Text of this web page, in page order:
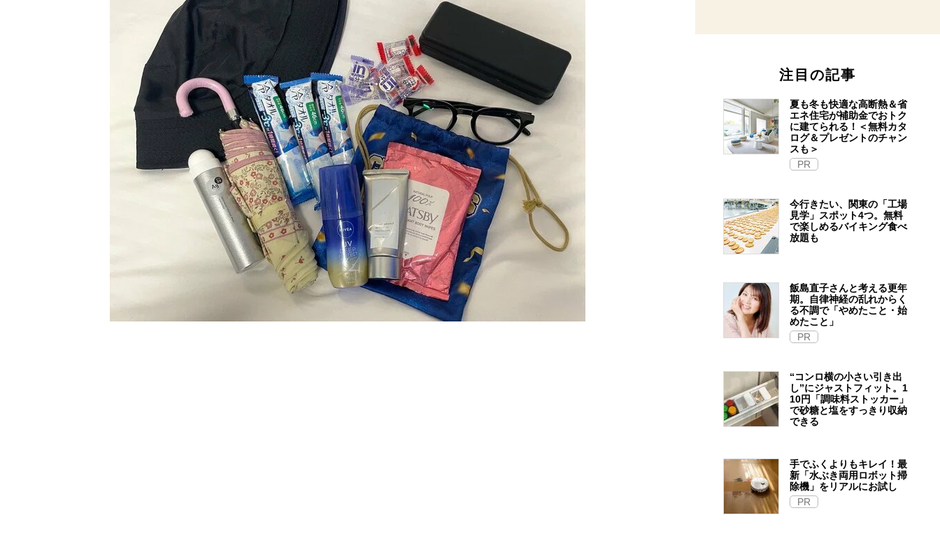
注目の記事
夏も冬も快適な高断熱＆省
エネ住宅が補助金でおトク
に建てられる！＜無料カタ
ログ＆プレゼントのチャン
スも＞
PR
今行きたい、関東の「工場
見学」スポット4つ。無料
で楽しめるバイキング食べ
放題も
飯島直子さんと考える更年
期。自律神経の乱れからく
る不調で「やめたこと・始
めたこと」
PR
“コンロ横の小さい引き出
し”にジャストフィット。1
10円「調味料ストッカー」
で砂糖と塩をすっきり収納
できる
手でふくよりもキレイ！最
新「水ぶき両用ロボット掃
除機」をリアルにお試し
PR